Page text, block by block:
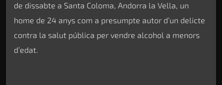
de dissabte a Santa Coloma, Andorra la Vella, un
home de 24 anys com a presumpte autor d’un delicte
contra la salut pública per vendre alcohol a menors
d’edat.